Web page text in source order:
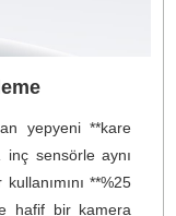
ekosistemi,
selfie stick,
/ -20 °C civarı),